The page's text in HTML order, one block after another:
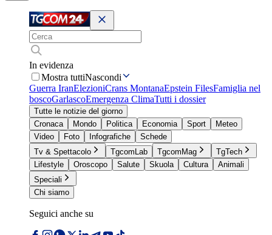
In evidenza
Mostra tuttiNascondi
Guerra IranElezioniCrans MontanaEpstein FilesFamiglia nel
boscoGarlascoEmergenza ClimaTutti i dossier
Tutte le notizie del giorno
Cronaca
Mondo Politica Economia Sport
Meteo
Video
Foto Infografiche
Schede
Tv & Spettacolo
TgcomLab TgcomMag
TgTech
Lifestyle
Oroscopo Salute Skuola Cultura
Animali
Speciali
Chi siamo
Seguici anche su